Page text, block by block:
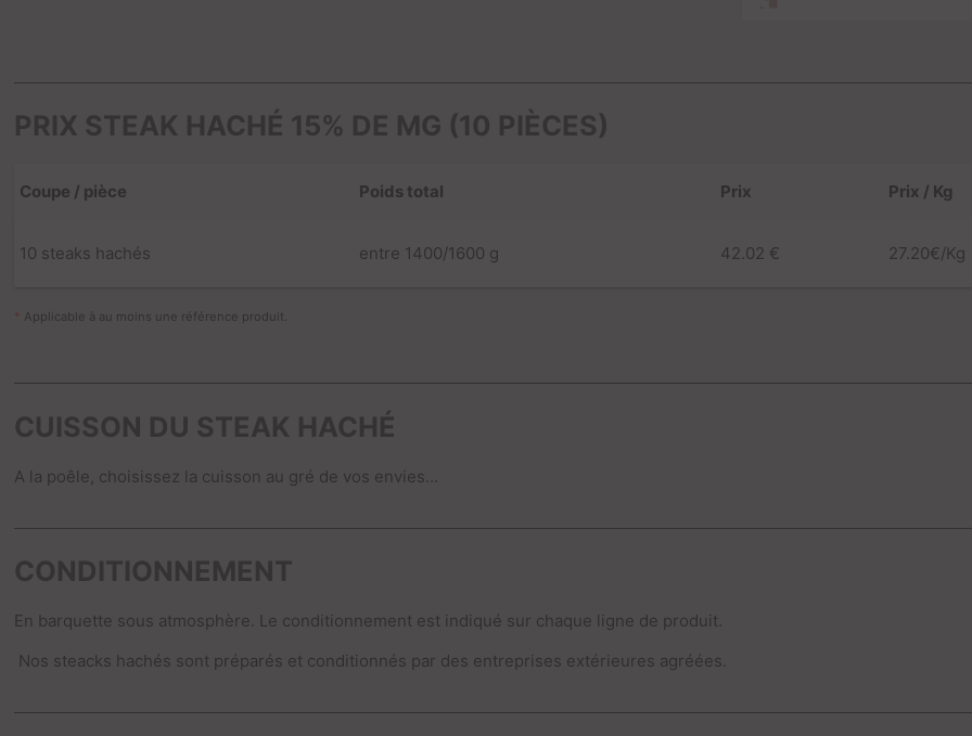
PRIX STEAK HACHÉ 15% DE MG (10 PIÈCES)
Coupe / pièce Poids total Prix Prix / Kg
10 steaks hachés entre 1400/1600 g 42.02 € 27.20€/Kg
* Applicable à au moins une référence produit.
CUISSON DU STEAK HACHÉ
A la poêle, choisissez la cuisson au gré de vos envies...
CONDITIONNEMENT
En barquette sous atmosphère. Le conditionnement est indiqué sur chaque ligne de produit.
Nos steacks hachés sont préparés et conditionnés par des entreprises extérieures agréées.